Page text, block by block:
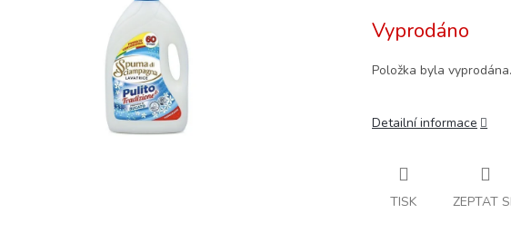
Vyprodáno
Položka byla
Detailní informace
TISK ZEPTAT